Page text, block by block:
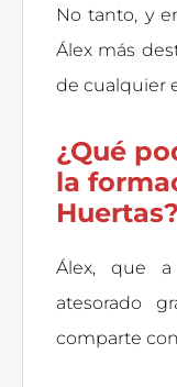
No tanto, y
Álex más
de cualquier
¿Qué
la
Huertas?
Álex, que
atesorado
comparte